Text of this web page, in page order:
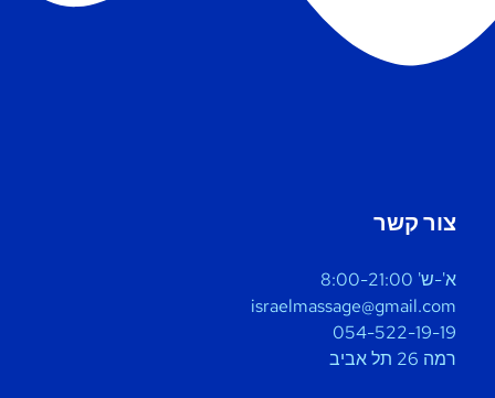
צור קשר
א'-ש' 8:00-21:00
israelmassage@gmail.com
054-522-19-19
רמה 26 תל אביב